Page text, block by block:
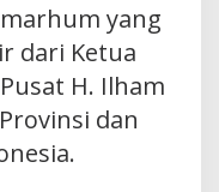
yang
dari Ketua
H. Ilham
dan